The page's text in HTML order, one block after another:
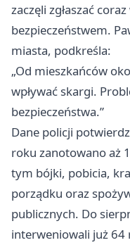
zaczęli zgłaszać
bezpieczeństwem.
miasta, podkreśla:
„Od mieszkańców
wpływać skargi.
bezpieczeństwa.”
Dane policji
roku zanotowano aż
tym bójki, pobicia,
porządku oraz
publicznych. Do
interweniowali już 64